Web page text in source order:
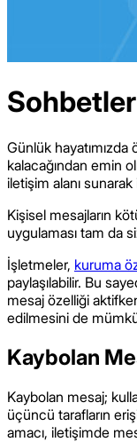
Günlük
kalacağından emin
iletişim alanı
Kişisel mesajların
uygulaması tam da
İşletmeler, kuruma
paylaşılabilir. Bu
mesaj özelliği
edilmesini de
Kaybolan
Kaybolan mesaj;
üçüncü tarafların
amacı, iletişimde